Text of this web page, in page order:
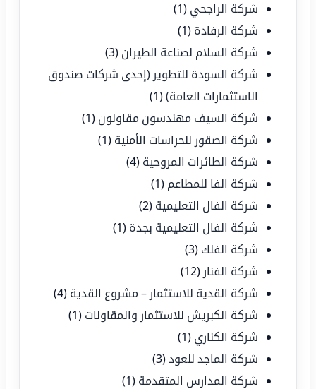
شركة الراجحي (1)
شركة الرفادة (1)
شركة السلام لصناعة الطيران (3)
شركة السودة للتطوير (إحدى شركات صندوق
الاستثمارات العامة)(1)
شركة السيف مهندسون مقاولون (1)
شركة الصقور للحراسات الأمنية (1)
شركة الطائرات المروحية (4)
شركة الفا للمطاعم (1)
شركة الفال التعليمية (2)
شركة الفال التعليمية بجدة (1)
شركة الفلك (3)
شركة الفنار (12)
شركة القدية للاستثمار – مشروع القدية (4)
شركة الكبريش للاستثمار والمقاولات (1)
شركة الكناري (1)
شركة الماجد للعود(3)
شركة المدارس المتقدمة (1)